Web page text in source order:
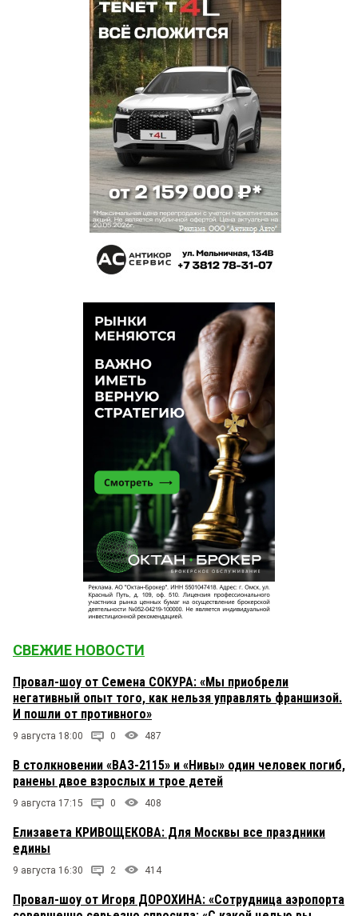
СВЕЖИЕ НОВОСТИ
Провал-шоу от Семена СОКУРА: «Мы приобрели
негативный опыт того, как нельзя управлять франшизой.
И пошли от противного»
9 августа 18:00 0 487
В столкновении «ВАЗ-2115» и «Нивы» один человек погиб,
ранены двое взрослых и трое детей
9 августа 17:15 0 408
Елизавета КРИВОЩЕКОВА: Для Москвы все праздники
едины
9 августа 16:30 2 414
Провал-шоу от Игоря ДОРОХИНА: «Сотрудница аэропорта